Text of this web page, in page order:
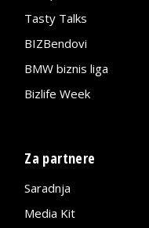
Tasty Talks
BIZBendovi
BMW biznis liga
Bizlife Week
Za partnere
Saradnja
Media Kit